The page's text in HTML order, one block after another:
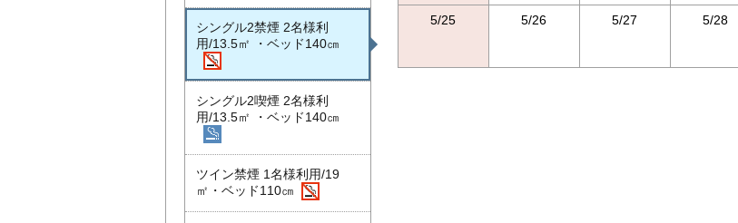
シングル2禁煙 2名様利
用/13.5㎡ ・ベッド140㎝
シングル2喫煙 2名様利
用/13.5㎡ ・ベッド140㎝
ツイン禁煙 1名様利用/19
㎡・ベッド110㎝
5/25 5/26 5/27 5/28